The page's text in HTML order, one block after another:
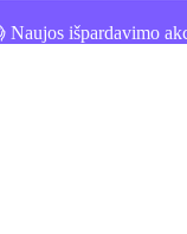
Naujos išpardavimo